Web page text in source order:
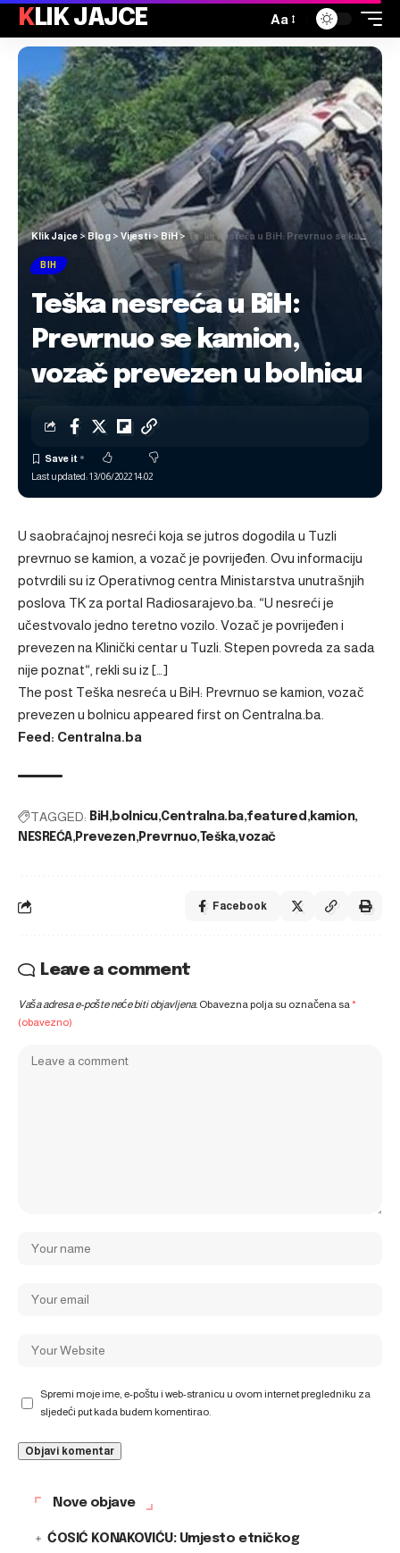
KLIK JAJCE Aa
Klik Jajce > Blog > Vijesti> BiH> Teška nesreća u BiH: Prevrnuo se kamion, vozač prevezen u bolnicu
BIH
Teška nesreća u BiH:
Prevrnuo se kamion,
vozač prevezen u bolnicu
Last updated: 13/06/2022 14:02
U saobraćajnoj nesreći koja se jutros dogodila u Tuzli
prevrnuo se kamion, a vozač je povrijeđen. Ovu informaciju
potvrdili su iz Operativnog centra Ministarstva unutrašnjih
poslova TK za portal Radiosarajevo.ba. “U nesreći je
učestvovalo jedno teretno vozilo. Vozač je povrijeđen i
prevezen na Klinički centar u Tuzli. Stepen povreda za sada
nije poznat“, rekli su iz […]
The post Teška nesreća u BiH: Prevrnuo se kamion, vozač
prevezen u bolnicu appeared first on Centralna.ba
Feed: Centralna.ba
TAGGED: BiH bolnicu Centralna.ba featured kamion
NESREĆA Prevezen Prevrnuo Teška vozač
Facebook
Leave a comment
Vaša adresa e-pošte neće biti objavljena. Obavezna polja su označena sa*
(obavezno)
Spremi moje ime, e-poštu i web-stranicu u ovom internet pregledniku za
sljedeći put kada budem komentirao.
Nove objave
ĆOSIĆ KONAKOVIĆU: Umjesto etničkog